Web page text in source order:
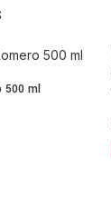
500 ml